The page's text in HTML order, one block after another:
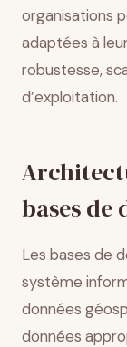
organisations
adaptées à
robustesse,
d’exploitation.
bases de
Les bases de
système
données
données